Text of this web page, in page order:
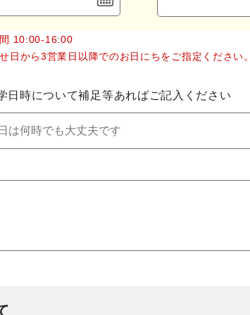
10:00-16:00
日から3営業日以降でのお日にちをご指定ください
日時について補足等あればご記入ください